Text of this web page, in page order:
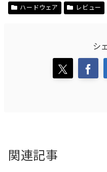
ハードウェア レビュー
シ
関連記事